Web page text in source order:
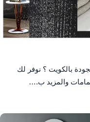
بالكويت ؟ نوفر لك
والمزيد ب.…